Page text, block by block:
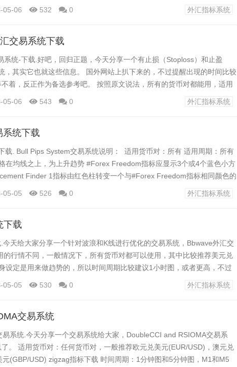
察股价波动速度，分析股票价格的涨跌速度、波动速度以及股价在波动过
05-06 532 0 外汇指标系统
交易系统下载
统-下载.好吧，回归正题，今天分享一个有止损（Stoploss）和止盈
，其实它也就这些信息。 国外网站上扒下来的，不过提醒出现的时间比较
着，反正作为备选参考吧。 按照原文说法，所有的货币对都能用，适用
分钟图，30分钟图，和1小时图。 主要三条线： 1. 黄色虚线为进场点位
05-06 543 0 外汇指标系统
系统下载
载. Bull Pips System交易系统说明： 适用货币对：所有 适用周期：所有
在均线之上，为上升趋势 #Forex Freedom指标应显示3个或4个蓝色小方
Finder 1指标由红色柱转变一个与#Forex Freedom指标相同颜色的
进场。 空头信号： 价格在均线之下，为下降趋势 #...
05-05 526 0 外汇指标系统
下载
天给大家分享一个针对波浪和K线进行优化的交易系统，Bbwave外汇交
的行情不同，一般情况下，所有货币对都可以使用，其中比较推荐美元兑
设定是用来做趋势的，所以时间周期比较建议1小时图，或者更高，不过
可以适用。 如果是做黄金的朋友，趋势可能效果没有货币对来的好，建
05-05 530 0 外汇指标系统
交易系统
系统.今天分享一个交易系统给大家，DoubleCCI and RSIOMA交易系
。 适用货币对：任何货币对，一般推荐欧元兑美元(EUR/USD)，澳元兑
(GBP/USD) zigzag指标下载 时间周期：1分钟图和5分钟图，M1和M5